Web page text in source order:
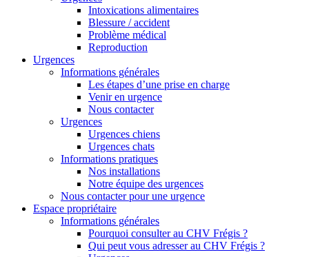
Intoxications alimentaires
Blessure / accident
Problème médical
Reproduction
Urgences
Informations générales
Les étapes d’une prise en charge
Venir en urgence
Nous contacter
Urgences
Urgences chiens
Urgences chats
Informations pratiques
Nos installations
Notre équipe des urgences
Nous contacter pour une urgence
Espace propriétaire
Informations générales
Pourquoi consulter au CHV Frégis ?
Qui peut vous adresser au CHV Frégis ?